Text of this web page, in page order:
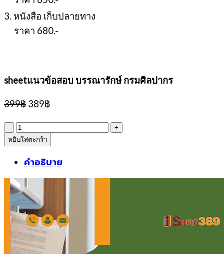
3. หนังสือ เก็บปลายทาง
ราคา 680.-
sheetแนวข้อสอบ บรรณารักษ์ กรมศิลปากร
399฿ Original
was:
399฿.
389฿Current
is:
389฿.
จำนวน
sheetแนว
ข้อสอบ
กรม
ศิลปากร
ชิ้น
หยิบใส่ตะกร้า
คำอธิบาย